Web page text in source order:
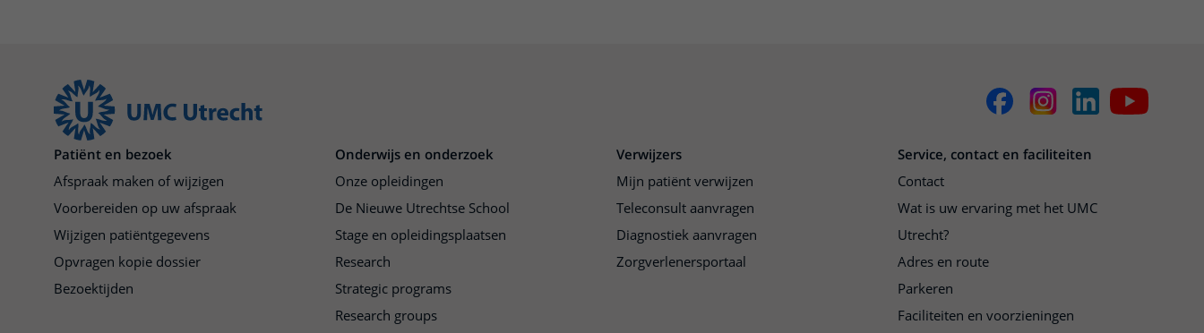
Patiënt en bezoek
Afspraak maken of wijzigen
Voorbereiden op uw afspraak
Wijzigen patiëntgegevens
Opvragen kopie dossier
Bezoektijden
Onderwijs en onderzoek
Onze opleidingen
De Nieuwe Utrechtse School
Stage en opleidingsplaatsen
Research
Strategic programs
Research groups
Verwijzers
Mijn patiënt verwijzen
Teleconsult aanvragen
Diagnostiek aanvragen
Zorgverlenersportaal
Service, contact en faciliteiten
Contact
Wat is uw ervaring met het UMC
Utrecht?
Adres en route
Parkeren
Faciliteiten en voorzieningen